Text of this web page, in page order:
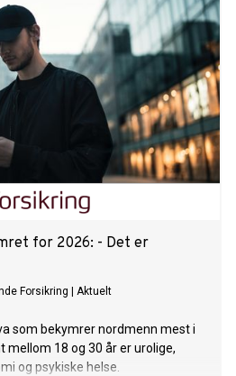
for 2026: - Det er
Forsikring Aktuelt
som bekymrer nordmenn mest i
mellom 18 og 30 år er urolige,
og psykiske helse.